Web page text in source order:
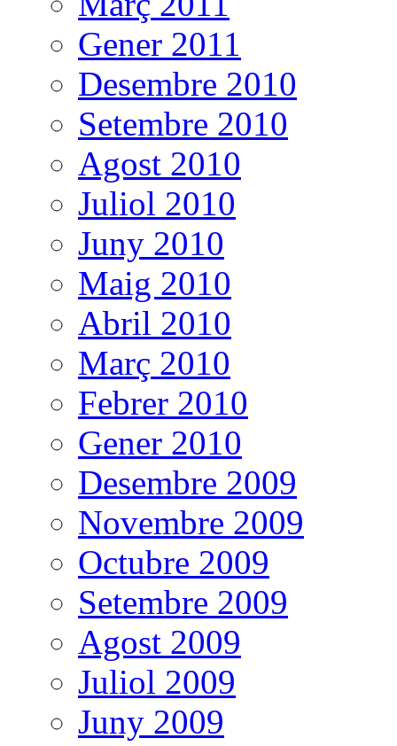
Gener 2011
Desembre 2010
Setembre 2010
Agost 2010
Juliol 2010
Juny 2010
Maig 2010
Abril 2010
Març 2010
Febrer 2010
Gener 2010
Desembre 2009
Novembre 2009
Octubre 2009
Setembre 2009
Agost 2009
Juliol 2009
Juny 2009